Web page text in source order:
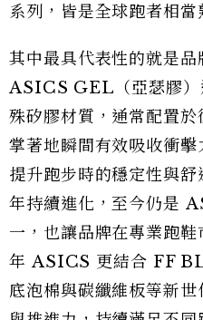
系列，皆是全球跑者相當
其中最具代表性的就是
ASICS GEL（亞瑟膠）
殊矽膠材質，通常配置
掌著地瞬間有效吸收衝
提升跑步時的穩定性與
年持續進化，至今仍是
一，也讓品牌在專業跑
年 ASICS 更結合 FF
底泡棉與碳纖維板等新